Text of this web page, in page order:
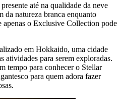
até na qualidade da neve
da natureza branca enquanto
apenas o Exclusive Collection pode
em Hokkaido, uma cidade
atividades para serem exploradas.
tempo para conhecer o Stellar
para quem adora fazer